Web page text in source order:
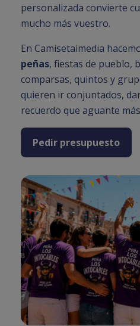
personalizada convierte
mucho más vuestro.
En Camisetaimedia
peñas, fiestas de pueblo,
comparsas, quintos y
quieren ir conjuntados,
recuerdo que aguante
Pedir presupuesto